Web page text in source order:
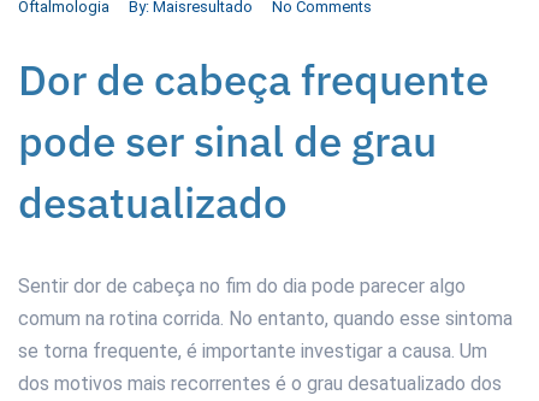
Oftalmologia By: Maisresultado No Comments
Dor de cabeça frequente
pode ser sinal de grau
desatualizado
Sentir dor de cabeça no fim do dia pode parecer algo
comum na rotina corrida. No entanto, quando esse sintoma
se torna frequente, é importante investigar a causa. Um
dos motivos mais recorrentes é o grau desatualizado dos